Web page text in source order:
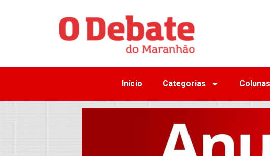
Início Categorias Colunas